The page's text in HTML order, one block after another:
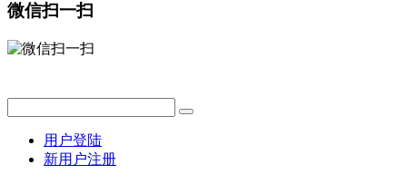
微信扫一扫
用户登陆
新用户注册